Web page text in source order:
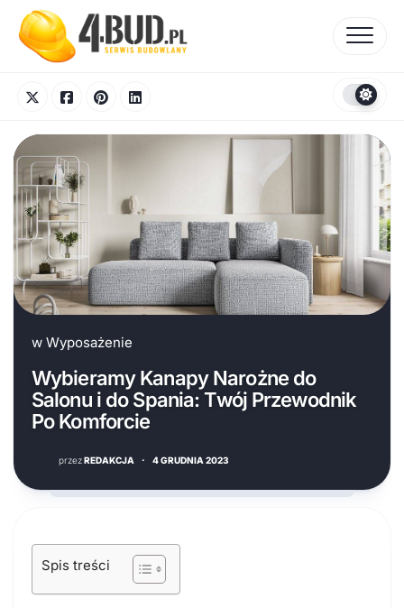
content
w Wyposażenie
Wybieramy Kanapy Narożne do
Salonu i do Spania: Twój Przewodnik
Po Komforcie
przezREDAKCJA · 4 GRUDNIA 2023
Spis treści